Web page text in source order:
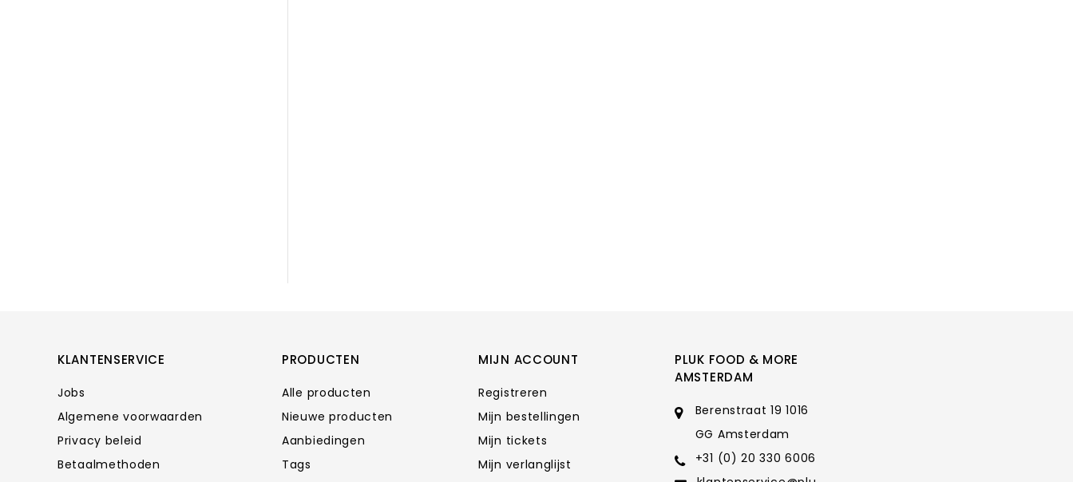
KLANTENSERVICE
Jobs
Algemene voorwaarden
Privacy beleid
Betaalmethoden
PRODUCTEN
Alle producten
Nieuwe producten
Aanbiedingen
Tags
MIJN ACCOUNT
Registreren
Mijn bestellingen
Mijn tickets
Mijn verlanglijst
PLUK FOOD & MORE
AMSTERDAM
Berenstraat 19 1016
GG Amsterdam
+31 (0) 20 330 6006